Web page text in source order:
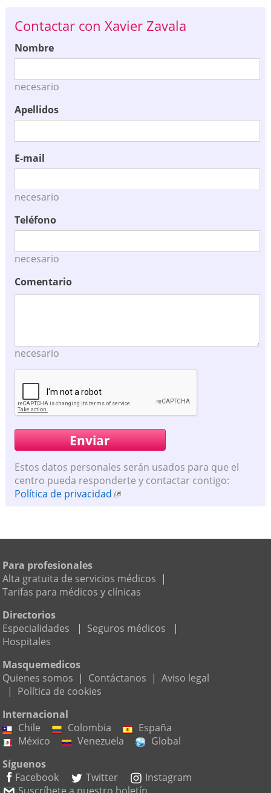
Contactar con Xavier Zavala
Nombre
necesario
Apellidos
E-mail
necesario
Teléfono
necesario
Comentario
necesario
Estos datos personales serán usados para que el
centro pueda responderte y contactar contigo:
Política de privacidad
Para profesionales
Alta gratuita de servicios médicos |
Tarifas para médicos y clínicas
Directorios
Especialidades
| Seguros médicos
|
Hospitales
Masquemedicos
Quienes somos | Contáctanos | Aviso legal
| Política de cookies
Internacional
Chile
Colombia
España
México
Venezuela
Global
Síguenos
Facebook
Twitter
Instagram